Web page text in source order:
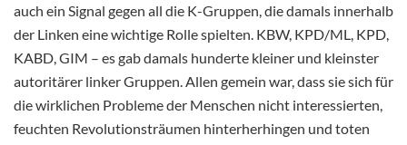
auch ein Signal gegen all die K-Gruppen, die damals innerhalb
der Linken eine wichtige Rolle spielten. KBW, KPD/ML, KPD,
KABD, GIM – es gab damals hunderte kleiner und kleinster
autoritärer linker Gruppen. Allen gemein war, dass sie sich für
die wirklichen Probleme der Menschen nicht interessierten,
feuchten Revolutionsträumen hinterherhingen und toten